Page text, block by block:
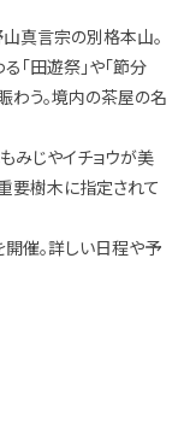
真言宗の別格本山。
「田遊祭」や「節分
わう。境内の茶屋の名
みじやイチョウが美
要樹木に指定されて
催。詳しい日程や予